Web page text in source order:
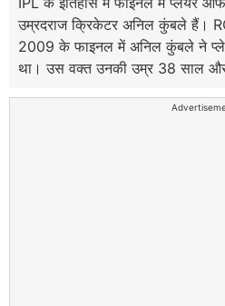
उम्रदराज क्रिकेटर अनिल कुंबले हैं।
2009 के फाइनल में अनिल कुंबले ने
था। उस वक्त उनकी उम्र 38 साल